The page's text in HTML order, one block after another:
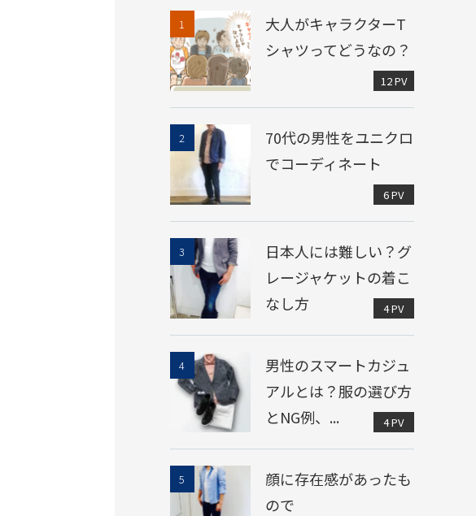
大人がキャラクターT
シャツってどうなの？
12 PV
70代の男性をユニクロ
でコーディネート
6 PV
日本人には難しい？グ
レージャケットの着こ
なし方
4 PV
男性のスマートカジュ
アルとは？服の選び方
とNG例、...
4 PV
顔に存在感があったも
ので